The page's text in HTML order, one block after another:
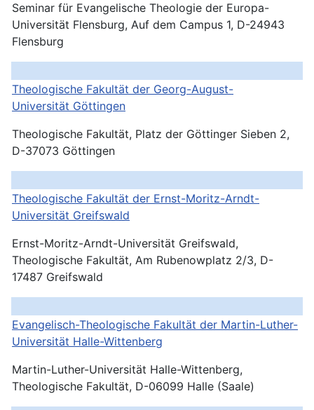
Seminar für Evangelische Theologie der Europa-
Universität Flensburg, Auf dem Campus 1, D-24943
Flensburg
Theologische Fakultät der Georg-August-
Universität Göttingen
Theologische Fakultät, Platz der Göttinger Sieben 2,
D-37073 Göttingen
Theologische Fakultät der Ernst-Moritz-Arndt-
Universität Greifswald
Ernst-Moritz-Arndt-Universität Greifswald,
Theologische Fakultät, Am Rubenowplatz 2/3, D-
17487 Greifswald
Evangelisch-Theologische Fakultät der Martin-Luther-
Universität Halle-Wittenberg
Martin-Luther-Universität Halle-Wittenberg,
Theologische Fakultät, D-06099 Halle (Saale)